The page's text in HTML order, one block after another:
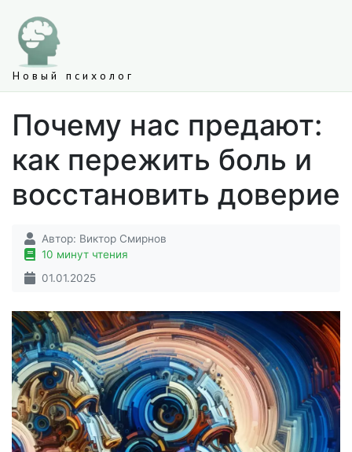
Новый психолог
Почему нас предают:
как пережить боль и
восстановить доверие
Автор: Виктор Смирнов
10 минут чтения
01.01.2025